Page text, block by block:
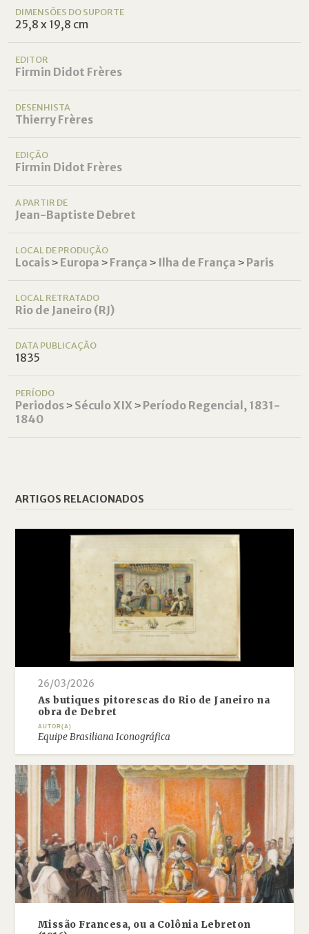
DIMENSÕES DO SUPORTE
25,8 x 19,8 cm
EDITOR
Firmin Didot Frères
DESENHISTA
Thierry Frères
EDIÇÃO
Firmin Didot Frères
A PARTIR DE
Jean-Baptiste Debret
LOCAL DE PRODUÇÃO
Locais˃ Europa ˃ França ˃ Ilha de França ˃ Paris
LOCAL RETRATADO
Rio de Janeiro (RJ)
DATA PUBLICAÇÃO
1835
PERÍODO
Periodos˃ Século XIX ˃ Período Regencial, 1831-
1840
ARTIGOS RELACIONADOS
26/03/2026
As butiques pitorescas do Rio de Janeiro na
obra de Debret
AUTOR(A)
Equipe Brasiliana Iconográfica
Missão Francesa, ou a Colônia Lebreton